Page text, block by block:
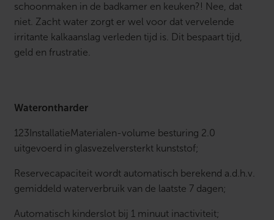
schoonmaken in de badkamer en keuken?! Nee, dat
niet. Zacht water zorgt er wel voor dat vervelende
irritante kalkaanslag verleden tijd is. Dit bespaart tijd,
geld en frustratie.
Waterontharder
123InstallatieMaterialen-volume besturing 2.0
uitgevoerd in glasvezelversterkt kunststof;
Reservecapaciteit wordt automatisch berekend a.d.h.v.
gemiddeld waterverbruik van de laatste 7 dagen;
Automatisch kinderslot bij 1 minuut inactiviteit;